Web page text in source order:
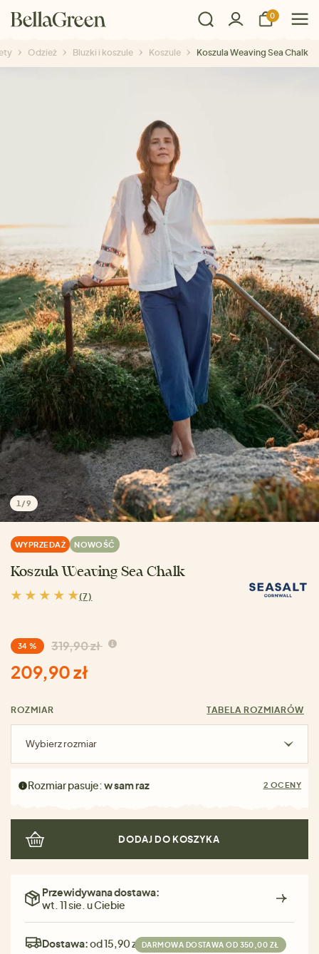
0
Odzież Bluzki i koszule Koszule Koszula Weaving Sea Chalk
1 /9
WYPRZEDAŻ NOWOŚĆ
Koszula Weaving Sea Chalk
(7)
34 % 319,90 zł
209,90 zł
ROZMIAR TABELA ROZMIARÓW
Wybierz rozmiar
Rozmiar pasuje:w sam raz 2 OCENY
DODAJ DO KOSZYKA
Przewidywana dostawa:
wt. 11 sie. u Ciebie
Dostawa:od 15,90 zł DARMOWA DOSTAWA OD 350,00 ZŁ